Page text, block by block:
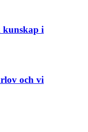
kunskap i
och vi